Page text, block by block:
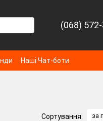
(068)
Наші Чат-боти
Сортування: за